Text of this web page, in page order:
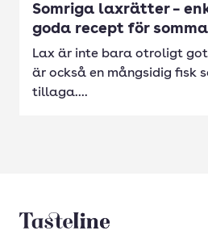
Somriga laxrätter –
goda recept för
Lax är inte bara otroligt
är också en mångsidig fisk
tillaga....
Tasteline startsida